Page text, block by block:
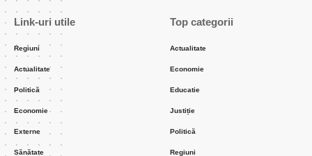
Link-uri utile
Regiuni
Actualitate
Politică
Economie
Externe
Sănătate
Top categorii
Actualitate
Economie
Educatie
Justiție
Politică
Regiuni